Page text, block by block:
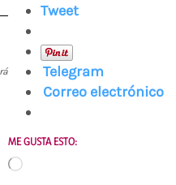
Tweet
Telegram
Correo electrónico
ME GUSTA ESTO:
Cargando...